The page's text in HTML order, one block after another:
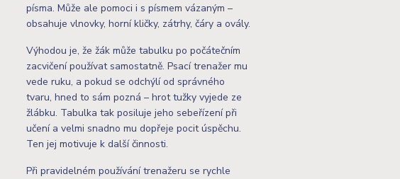
písma. Může ale pomoci i s písmem vázaným –
obsahuje vlnovky, horní kličky, zátrhy, čáry a ovály.
Výhodou je, že žák může tabulku po počátečním
zacvičení používat samostatně. Psací trenažer mu
vede ruku, a pokud se odchýlí od správného
tvaru, hned to sám pozná – hrot tužky vyjede ze
žlábku. Tabulka tak posiluje jeho sebeřízení při
učení a velmi snadno mu dopřeje pocit úspěchu.
Ten jej motivuje k další činnosti.
Při pravidelném používání trenažeru se rychle